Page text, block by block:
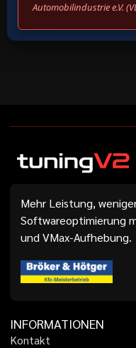
Automobilindustrie e.V.
Mehr Leistung,
Softwareoptimierung
und VMax-Aufhebung.
INFORMATIONEN
Kontakt